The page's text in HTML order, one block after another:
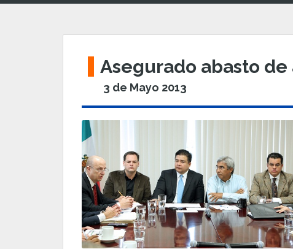
Asegurado abasto
3 de Mayo 2013